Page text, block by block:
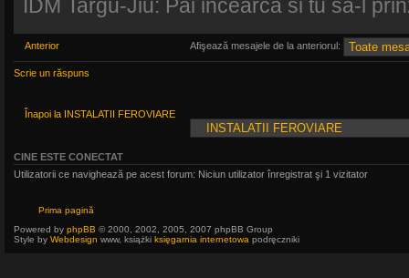
IDM Targu-Jiu: Pai incearca si tu sa-l
Anterior Afişează mesajele de la anteriorul:
Scrie un răspuns
Înapoi la INSTALATII FEROVIARE
CINE ESTE CONECTAT
Utilizatorii ce navighează pe acest forum: Niciun utilizator înregistrat şi 1 vizitator
Prima pagină
Powered by phpBB © 2000, 2002, 2005, 2007 phpBB Group
Style by Webdesign www, książki księgarnia internetowa podręczniki